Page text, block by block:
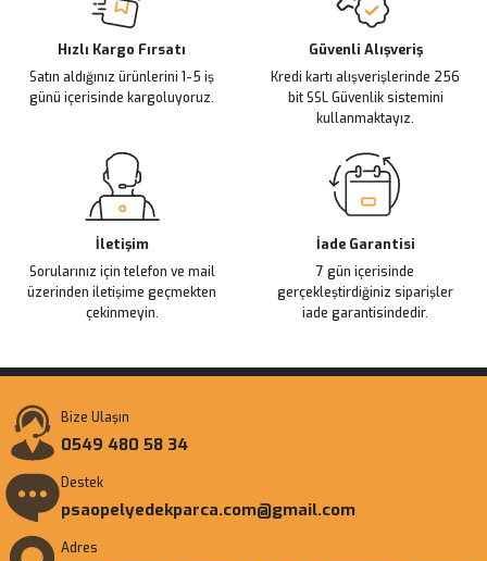
Ürün bilgilerinde hatalar bulunuyor.
Ürün fiyatı diğer sitelerden daha pahalı.
Bu ürüne benzer farklı alternatifler olmalı.
Hızlı Kargo Fırsatı
Satın aldığınız ürünlerini 1-5 iş
günü içerisinde kargoluyoruz.
Güvenli Alışveriş
Kredi kartı alışverişlerinde 256
bit SSL Güvenlik sistemini
kullanmaktayız.
İletişim
Sorularınız için telefon ve mail
üzerinden iletişime geçmekten
çekinmeyin.
İade Garantisi
7 gün içerisinde
gerçekleştirdiğiniz siparişler
iade garantisindedir.
Bize Ulaşın
0549 480 58 34
Destek
psaopelyedekparca.com@gmail.com
Adres